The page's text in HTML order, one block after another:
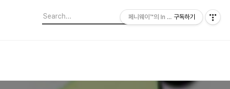
페니웨이™의 In This Film
구독하기